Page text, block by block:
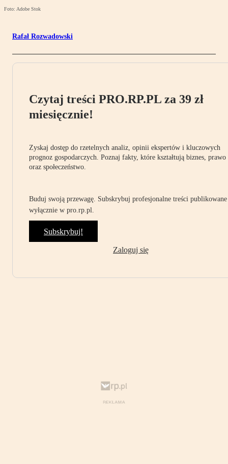
Foto: Adobe Stok
Rafał Rozwadowski
Czytaj treści PRO.RP.PL za 39 zł
miesięcznie!
Zyskaj dostęp do rzetelnych analiz, opinii ekspertów i kluczowych
prognoz gospodarczych. Poznaj fakty, które kształtują biznes, prawo
oraz społeczeństwo.
Buduj swoją przewagę. Subskrybuj profesjonalne treści publikowane
wyłącznie w pro.rp.pl.
Subskrybuj!
Zaloguj się